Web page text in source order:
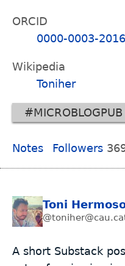
ORCID
0000-0003-
Wikipedia
Toniher
#MICROBLOGPUB
Notes Followers
Toni
A short Substack